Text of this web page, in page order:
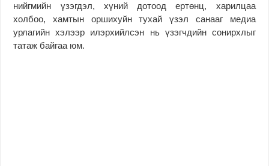
нийгмийн үзэгдэл, хүний дотоод ертөнц, харилцаа
холбоо, хамтын оршихуйн тухай үзэл санааг медиа
урлагийн хэлээр илэрхийлсэн нь үзэгчдийн сонирхлыг
татаж байгаа юм.